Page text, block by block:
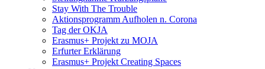
Stay With The Trouble
Aktionsprogramm Aufholen n. Corona
Tag der OKJA
Erasmus+ Projekt zu MOJA
Erfurter Erklärung
Erasmus+ Projekt Creating Spaces